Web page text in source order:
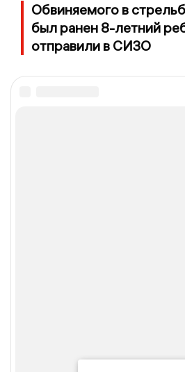
Обвиняемого в
был ранен 8-летний
отправили в СИЗО